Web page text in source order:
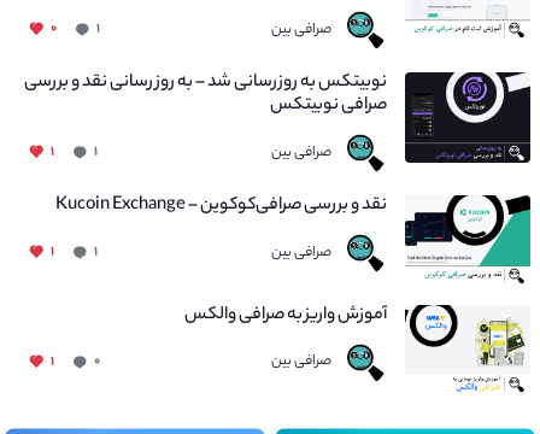
صرافی بین ۱ ۰
نوبیتکس به روزرسانی شد – به روز رسانی نقد و بررسی
صرافی نوبیتکس
صرافی بین ۱ ۱
نقد و بررسی صرافی‌کوکوین – Kucoin Exchange
صرافی بین ۱ ۱
آموزش واریز به صرافی والکس
صرافی بین ۰ ۱